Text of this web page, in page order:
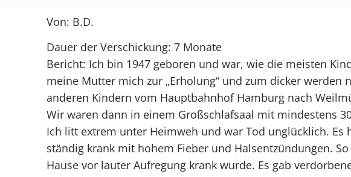
Von: B.D.
Dauer der Verschickung: 7 Monate
Bericht: Ich bin 1947 geboren und war, wie die meisten
meine Mutter mich zur „Erholung“ und zum dicker
anderen Kindern vom Hauptbahnhof Hamburg nach
Wir waren dann in einem Großschlafsaal mit mindestens
Ich litt extrem unter Heimweh und war Tod unglücklich.
ständig krank mit hohem Fieber und Halsentzündungen.
Hause vor lauter Aufregung krank wurde. Es gab